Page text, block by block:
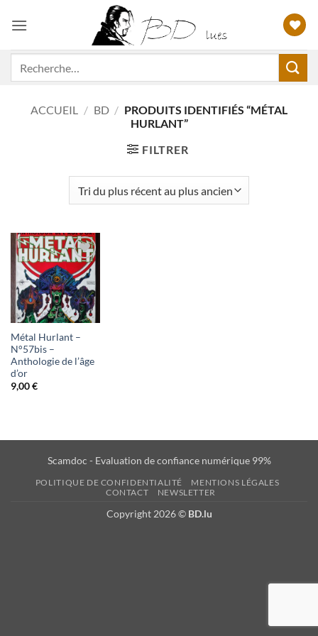
ACCUEIL / BD / PRODUITS IDENTIFIÉS “MÉTAL
HURLANT”
FILTRER
Ajouter
à ma
liste
Métal Hurlant –
N°57bis –
Anthologie de l’âge
d’or
9,00€
Scamdoc - Evaluation de confiance numérique 99%
POLITIQUE DE CONFIDENTIALITÉ
MENTIONS LÉGALES
CONTACT
NEWSLETTER
Copyright 2026 © BD.lu